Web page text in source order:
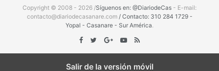
Copyright © 2008 - 2026 /Síguenos en: @DiariodeCas - E-mail:
contacto@diariodecasanare.com / Contacto: 310 284 1729 -
Yopal - Casanare - Sur América.
Salir de la versión móvil